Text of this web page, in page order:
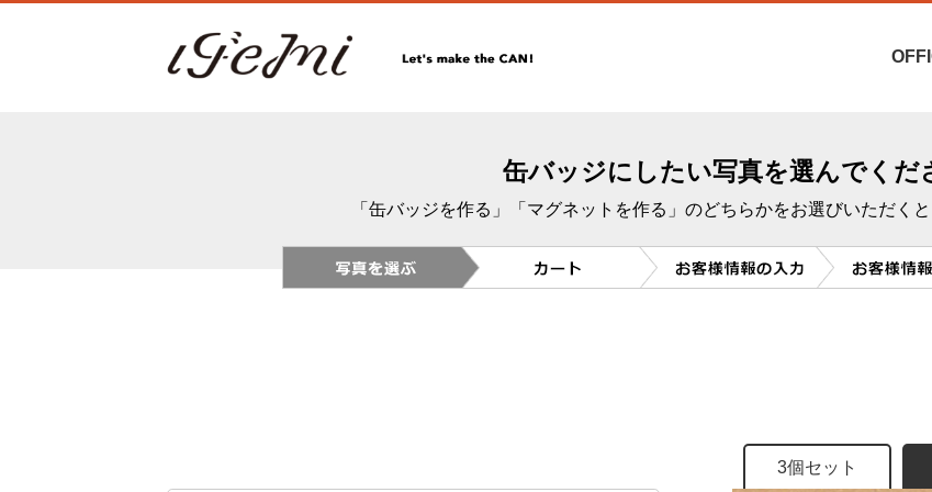
缶バッジにしたい写真を選んでくだ
「缶バッジを作る」「マグネットを作る」のどちらかをお選びいただく
3個セット